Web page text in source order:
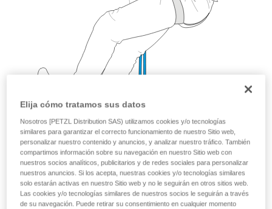
Elija cómo tratamos sus datos
Nosotros [PETZL Distribution SAS) utilizamos cookies y/o tecnologías
similares para garantizar el correcto funcionamiento de nuestro Sitio web,
personalizar nuestro contenido y anuncios, y analizar nuestro tráfico. También
compartimos información sobre su navegación en nuestro Sitio web con
nuestros socios analíticos, publicitarios y de redes sociales para personalizar
nuestros anuncios. Si los acepta, nuestras cookies y/o tecnologías similares
solo estarán activas en nuestro Sitio web y no le seguirán en otros sitios web.
Las cookies y/o tecnologías similares de nuestros socios le seguirán a través
de su navegación. Puede retirar su consentimiento en cualquier momento